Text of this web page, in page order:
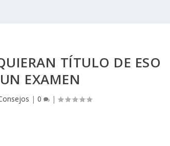
TÍTULO DE ESO
EXAMEN
| 0 |